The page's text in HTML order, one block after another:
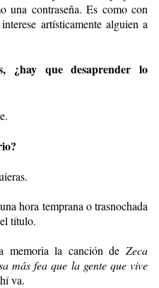
una contraseña. Es como con
artísticamente alguien a
¿hay que desaprender lo
hora temprana o trasnochada
título.
memoria la canción de Zeca
más fea que la gente que vive
va.